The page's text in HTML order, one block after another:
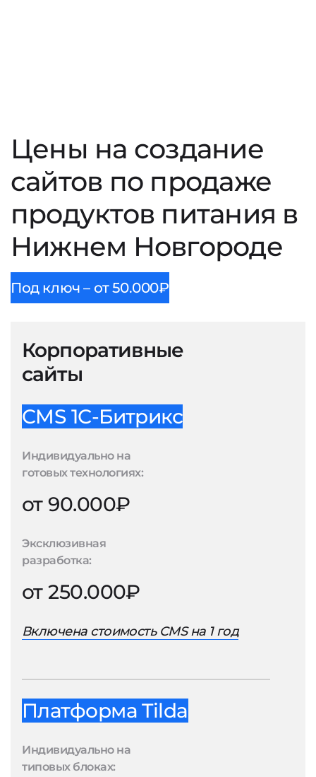
Цены на создание
сайтов по продаже
продуктов питания в
Нижнем Новгороде
Под ключ – от 50.000₽
Корпоративные
сайты
CMS 1С-Битрикс
Индивидуально на
готовых технологиях:
от 90.000₽
Эксклюзивная
разработка:
от 250.000₽
Включена стоимость CMS на 1 год
Платформа Tilda
Индивидуально на
типовых блоках: